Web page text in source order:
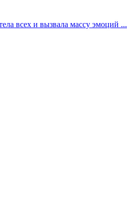
всех и вызвала массу эмоций ...